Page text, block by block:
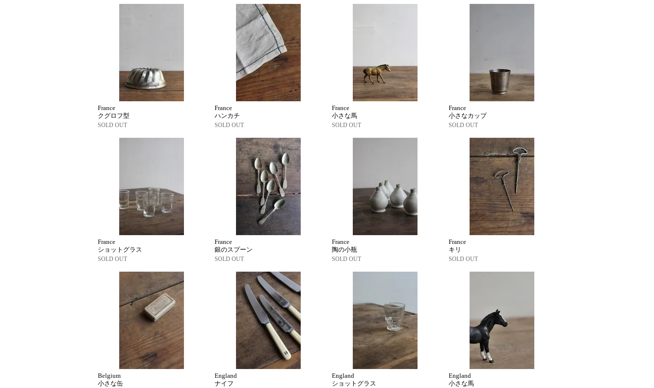
France
クグロフ型
SOLD OUT
France
ハンカチ
SOLD OUT
France
小さな馬
SOLD OUT
France
小さなカップ
SOLD OUT
France
ショットグラス
SOLD OUT
France
銀のスプーン
SOLD OUT
France
陶の小瓶
SOLD OUT
France
キリ
SOLD OUT
Belgium
小さな缶
England
ナイフ
England
ショットグラス
England
小さな馬